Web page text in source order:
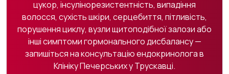
цукор, інсулінорезистентність, випадіння
волосся, сухість шкіри, серцебиття, пітливість,
порушення циклу, вузли щитоподібної залози або
інші симптоми гормонального дисбалансу —
запишіться на консультацію ендокринолога в
Клініку Печерських у Трускавці.